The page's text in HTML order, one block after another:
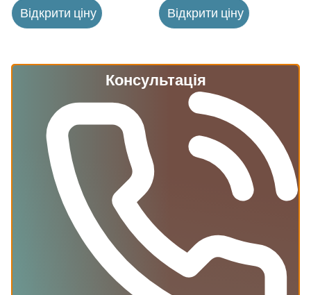
Відкрити ціну Відкрити ціну
Консультація